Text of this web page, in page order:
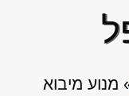
מנוע מיבוא